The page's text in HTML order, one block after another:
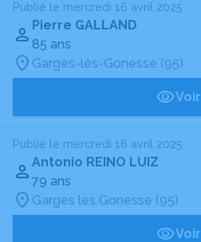
Publié le mercredi 16 avril 2025
Pierre GALLAND
85 ans
Garges-lès-Gonesse (95)
Voir
Publié le mercredi 16 avril 2025
Antonio REINO LUIZ
79 ans
Garges les Gonesse (95)
Voir